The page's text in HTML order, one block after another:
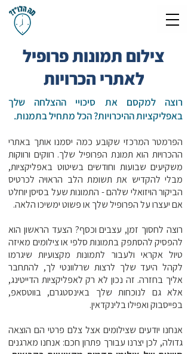
צילום תמונות פרופיל
לאתרי הכרויות
רוצה למקסם את סיכויי ההצלחה שלך
באפליקציות ההיכרויות? הכל מתחיל בתמנות.
הפרמטר המרכזי שקובע כמה יסמנו אותך באתרי
ההכרויות הוא תמונת הפרופיל שלך. רווקים ורווקות
משקיעים שבועות וחודשים בשיטוט באפליקציות,
מבלי להקדיש את תשומת הלב הראויה לכרטיס
הביקור הויזואלי שלהם - התמונות שעל בסיסן יוחלט
אם יעצרו על הפרופיל שלך או פשוט ימשיכו הלאה.
רוצה לחסוך זמן, עצבים וכסף? הצעד הראשון הוא
להפסיק להסתפק בתמונות סלפי או צילומים מאיזה
טיול אקראי ולעבור לתמונות מקצועיות שיגרמו
לקהל היעד שלך לרצות שרלוונטי לך, להתחבר
אליך בחזרה. זה נכון לא רק לאפליקציות הדייטינג,
אלא גם לנוכחות שלך באינסטגרם, בווטסאפ,
בפייסבוק ואפילו בלינקדאין.
אנחנו יודעים שצילומים אצל צלם פרטי הם הוצאה
גדולה, לכן יצרנו עבורך פתרון חכם: אנחנו מארגנים